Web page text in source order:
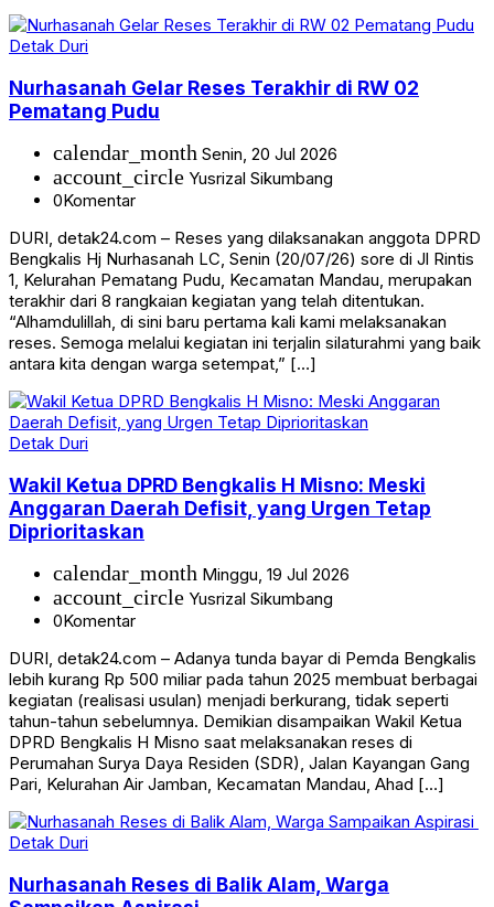
Detak Duri
Nurhasanah Gelar Reses Terakhir di RW 02
Pematang Pudu
calendar_month Senin, 20 Jul 2026
account_circle Yusrizal Sikumbang
0Komentar
DURI, detak24.com – Reses yang dilaksanakan anggota DPRD
Bengkalis Hj Nurhasanah LC, Senin (20/07/26) sore di Jl Rintis
1, Kelurahan Pematang Pudu, Kecamatan Mandau, merupakan
terakhir dari 8 rangkaian kegiatan yang telah ditentukan.
“Alhamdulillah, di sini baru pertama kali kami melaksanakan
reses. Semoga melalui kegiatan ini terjalin silaturahmi yang baik
antara kita dengan warga setempat,” […]
Detak Duri
Wakil Ketua DPRD Bengkalis H Misno: Meski
Anggaran Daerah Defisit, yang Urgen Tetap
Diprioritaskan
calendar_month Minggu, 19 Jul 2026
account_circle Yusrizal Sikumbang
0Komentar
DURI, detak24.com – Adanya tunda bayar di Pemda Bengkalis
lebih kurang Rp 500 miliar pada tahun 2025 membuat berbagai
kegiatan (realisasi usulan) menjadi berkurang, tidak seperti
tahun-tahun sebelumnya. Demikian disampaikan Wakil Ketua
DPRD Bengkalis H Misno saat melaksanakan reses di
Perumahan Surya Daya Residen (SDR), Jalan Kayangan Gang
Pari, Kelurahan Air Jamban, Kecamatan Mandau, Ahad […]
Detak Duri
Nurhasanah Reses di Balik Alam, Warga